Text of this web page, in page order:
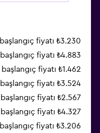
başlangıç fiyatı ₺3.230
başlangıç fiyatı ₺4.883
başlangıç fiyatı ₺1.462
başlangıç fiyatı ₺3.524
başlangıç fiyatı ₺2.567
başlangıç fiyatı ₺4.327
başlangıç fiyatı ₺3.206